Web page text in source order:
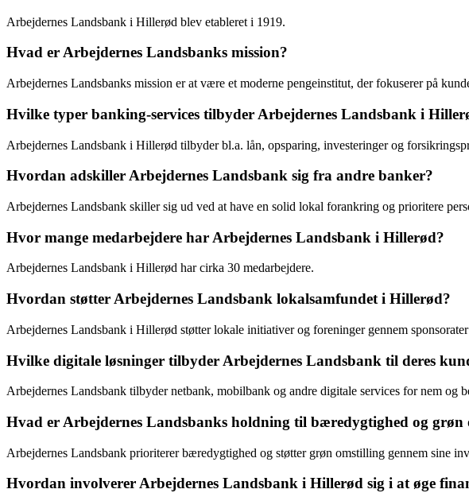
Arbejdernes Landsbank i Hillerød blev etableret i 1919.
Hvad er Arbejdernes Landsbanks mission?
Arbejdernes Landsbanks mission er at være et moderne pengeinstitut, der fokuserer på
Hvilke typer banking-services tilbyder Arbejdernes Landsbank i
Arbejdernes Landsbank i Hillerød tilbyder bl.a. lån, opsparing, investeringer og
Hvordan adskiller Arbejdernes Landsbank sig fra andre banker?
Arbejdernes Landsbank skiller sig ud ved at have en solid lokal forankring og prioritere
Hvor mange medarbejdere har Arbejdernes Landsbank i Hillerød?
Arbejdernes Landsbank i Hillerød har cirka 30 medarbejdere.
Hvordan støtter Arbejdernes Landsbank lokalsamfundet i Hillerød?
Arbejdernes Landsbank i Hillerød støtter lokale initiativer og foreninger gennem sponsorater
Hvilke digitale løsninger tilbyder Arbejdernes Landsbank til deres
Arbejdernes Landsbank tilbyder netbank, mobilbank og andre digitale services for nem og
Hvad er Arbejdernes Landsbanks holdning til bæredygtighed og grøn
Arbejdernes Landsbank prioriterer bæredygtighed og støtter grøn omstilling gennem sine
Hvordan involverer Arbejdernes Landsbank i Hillerød sig i at øge